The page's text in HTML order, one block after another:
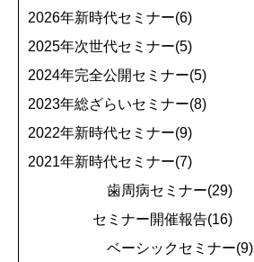
2026年新時代セミナー(6)
2025年次世代セミナー(5)
2024年完全公開セミナー(5)
2023年総ざらいセミナー(8)
2022年新時代セミナー(9)
2021年新時代セミナー(7)
歯周病セミナー(29)
セミナー開催報告(16)
ベーシックセミナー(9)